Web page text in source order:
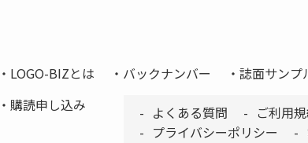
LOGO-BIZとは バックナンバー 誌面サンプ
購読申し込み
よくある質問 ご利用
プライバシーポリシー